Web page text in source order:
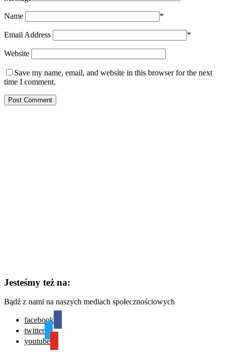
Name *
Email Address *
Website
Save my name, email, and website in this browser for the next
time I comment.
Jesteśmy też na:
Bądź z nami na naszych mediach społecznościowych
facebook
twitter
youtube